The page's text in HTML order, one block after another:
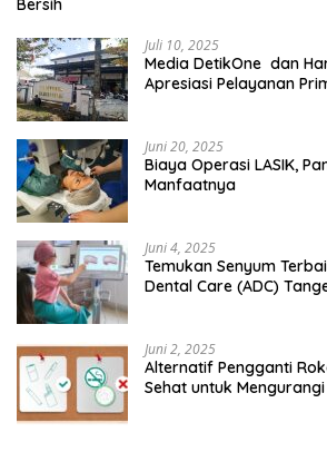
Bersih
Juli 10, 2025
Media DetikOne dan
Apresiasi Pelayanan
Juni 20, 2025
Biaya Operasi LASIK,
Manfaatnya
Juni 4, 2025
Temukan Senyum
Dental Care (ADC)
Juni 2, 2025
Alternatif Pengganti
Sehat untuk